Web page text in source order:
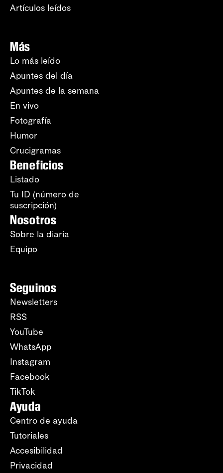
Artículos leídos
Más
Lo más leído
Apuntes del día
Apuntes de la semana
En vivo
Fotografía
Humor
Crucigramas
Beneficios
Listado
Tu ID (número de
suscripción)
Nosotros
Sobre la diaria
Equipo
Seguinos
Newsletters
RSS
YouTube
WhatsApp
Instagram
Facebook
TikTok
Ayuda
Centro de ayuda
Tutoriales
Accesibilidad
Privacidad